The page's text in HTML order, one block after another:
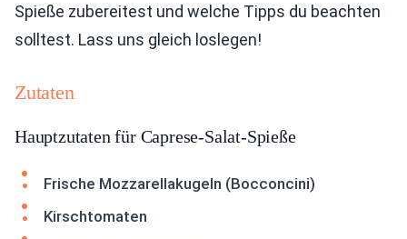
Spieße zubereitest und welche Tipps du beachten
solltest. Lass uns gleich loslegen!
Zutaten
Hauptzutaten für Caprese-Salat-Spieße
Frische Mozzarellakugeln (Bocconcini)
Kirschtomaten